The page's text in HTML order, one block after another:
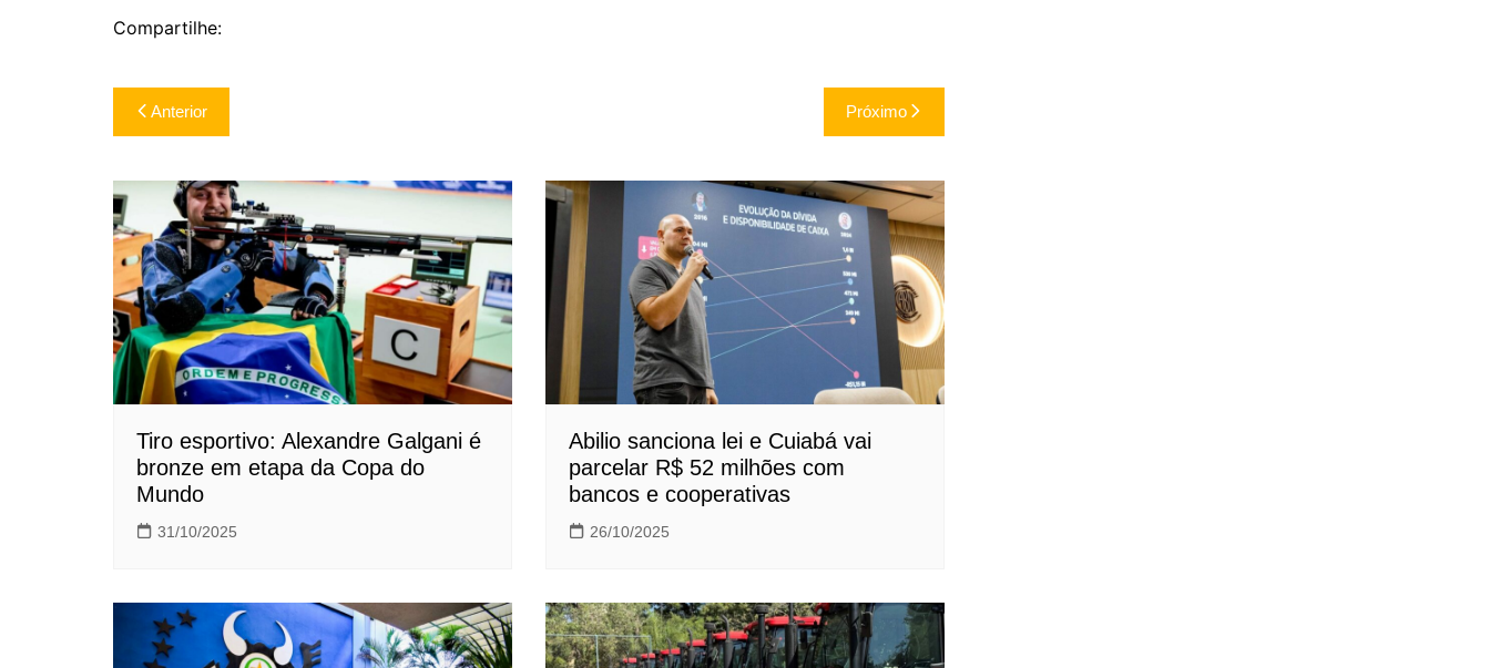
Compartilhe:
Navegação
de
Post
Anterior Próximo
Tiro esportivo: Alexandre Galgani é
bronze em etapa da Copa do
Mundo
31/10/2025
Abilio sanciona lei e Cuiabá vai
parcelar R$ 52 milhões com
bancos e cooperativas
26/10/2025